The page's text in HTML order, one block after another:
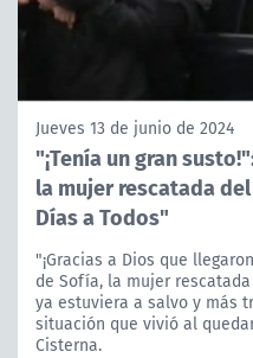
Jueves 13 de junio de 2024
"¡Tenía un gran
la mujer rescatada
Días a Todos"
"¡Gracias a Dios que
de Sofía, la mujer
ya estuviera a salvo y más
situación que vivió al
Cisterna.